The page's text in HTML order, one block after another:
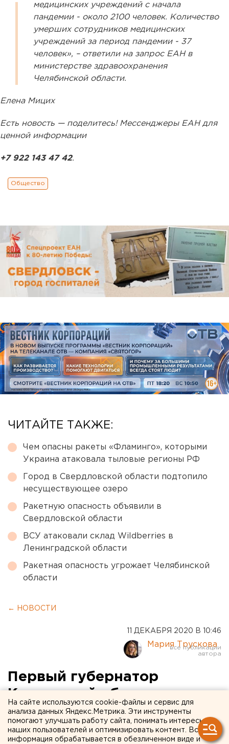
медицинских учреждений с начала
пандемии - около 2100 человек. Количество
умерших сотрудников медицинских
учреждений за период пандемии - 37
человек», – ответили на запрос ЕАН в
министерстве здравоохранения
Челябинской области.
Елена Мицих
Есть новость — поделитесь! Мессенджеры ЕАН для
ценной информации
+7 922 143 47 42.
Общество
ЧИТАЙТЕ ТАКЖЕ:
Чем опасны ракеты «Фламинго», которыми
Украина атаковала тыловые регионы РФ
Город в Свердловской области подтопило
несуществующее озеро
Ракетную опасность объявили в
Свердловской области
ВСУ атаковали склад Wildberries в
Ленинградской области
Ракетная опасность угрожает Челябинской
области
← НОВОСТИ
11 ДЕКАБРЯ 2020 В 10:46
Мария Трускова
Первый губернатор
Курганской области
отметил 80-летие
На сайте используются cookie-файлы и сервис для
анализа данных Яндекс.Метрика. Эти инструменты
помогают улучшать работу сайта, понимать интересы
наших пользователей и оптимизировать контент. Вся
информация обрабатывается в обезличенном виде и